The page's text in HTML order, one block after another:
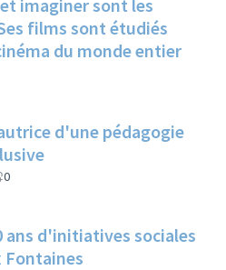
imaginer sont les
films sont étudiés
du monde entier
d'une pédagogie
0
ans d'initiatives sociales